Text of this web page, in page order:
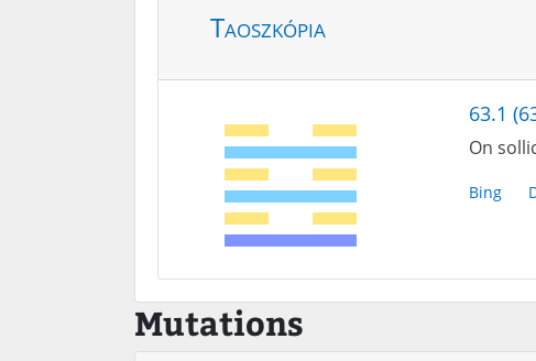
Taoszkópia
63.1
On
Bing
Mutations